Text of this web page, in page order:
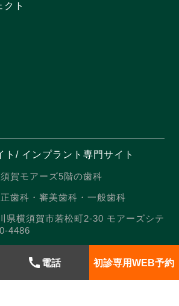
call 電話 初診専用WEB予約
クト
ト / インプラント専門サイト
賀モアーズ5階の歯科
歯科・審美歯科・一般歯科
県横須賀市若松町2-30 モアーズシテ
4486